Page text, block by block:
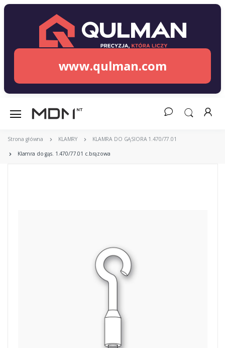
www.qulman.com
Strona główna KLAMRY KLAMRA DO GĄSIORA 1.470/77.01
Klamra do gąs. 1.470/77.01 c.brązowa